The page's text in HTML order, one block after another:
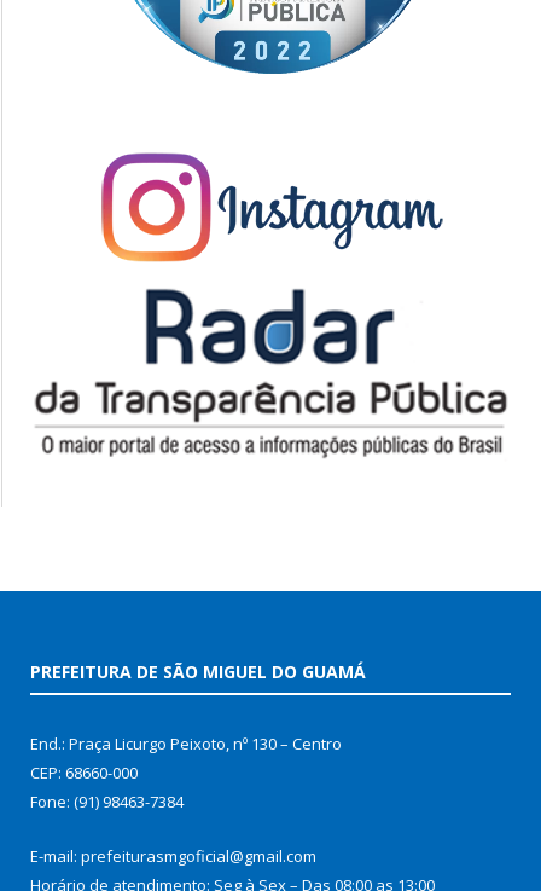
PREFEITURA DE SÃO MIGUEL DO GUAMÁ
End.: Praça Licurgo Peixoto, nº 130 – Centro
CEP: 68660-000
Fone: (91) 98463-7384
E-mail: prefeiturasmgoficial@gmail.com
Horário de atendimento: Seg à Sex – Das 08:00 as 13:00